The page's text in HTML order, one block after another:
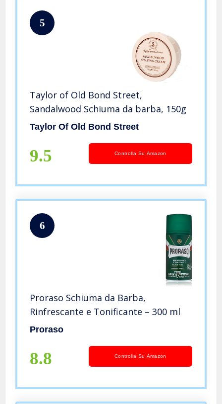
5
Taylor of Old Bond Street,
Sandalwood Schiuma da barba, 150g
Taylor Of Old Bond Street
9.5 Controlla Su Amazon
6
Proraso Schiuma da Barba,
Rinfrescante e Tonificante – 300 ml
Proraso
8.8 Controlla Su Amazon